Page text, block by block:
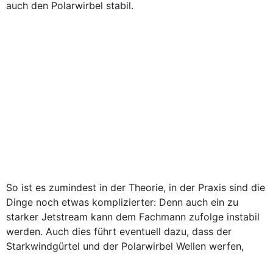
auch den Polarwirbel stabil.
So ist es zumindest in der Theorie, in der Praxis sind die
Dinge noch etwas komplizierter: Denn auch ein zu
starker Jetstream kann dem Fachmann zufolge instabil
werden. Auch dies führt eventuell dazu, dass der
Starkwindgürtel und der Polarwirbel Wellen werfen,